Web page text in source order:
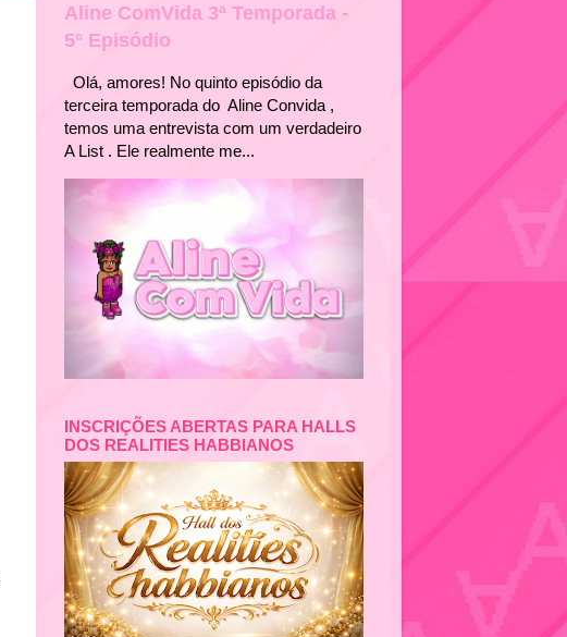
Aline ComVida 3ª Temporada -
5° Episódio
Olá, amores! No quinto episódio da
terceira temporada do Aline Convida ,
temos uma entrevista com um verdadeiro
A List . Ele realmente me...
INSCRIÇÕES ABERTAS PARA HALLS
DOS REALITIES HABBIANOS